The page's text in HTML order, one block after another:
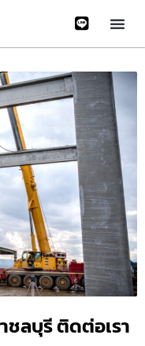
ชลบุรี ติดต่อเรา